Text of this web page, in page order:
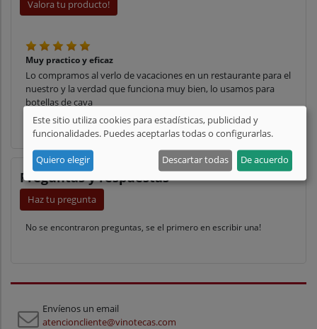
Valora tu producto!
Muy practico y eficaz
Lo compramos al verlo de vacaciones en un restaurante para el
nuestro y la verdad que funciona muy bien, lo usamos para
botellas de cava
Preguntas y respuestas
Haz tu pregunta
No se encontraron preguntas, se el primero en escribir una!
Envíenos un email
atencioncliente@vinotecas.com
Este sitio utiliza cookies para estadísticas, publicidad y
funcionalidades. Puedes aceptarlas todas o configurarlas.
Quiero elegir Descartar todas De acuerdo